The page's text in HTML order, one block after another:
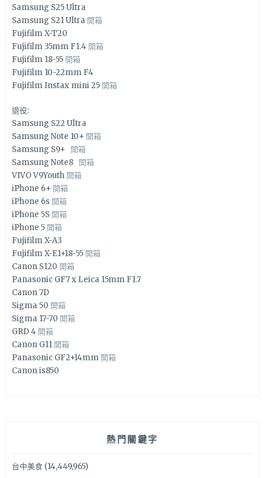
Samsung S25 Ultra
Samsung S21 Ultra 開箱
Fujifilm X-T20
Fujifilm 35mm F1.4 開箱
Fujifilm 18-55 開箱
Fujifilm 10-22mm F4
Fujifilm Instax mini 25 開箱
退役:
Samsung S22 Ultra
Samsung Note 10+ 開箱
Samsung S9+ 開箱
Samsung Note8 開箱
VIVO V9Youth 開箱
iPhone 6+ 開箱
iPhone 6s 開箱
iPhone 5S 開箱
iPhone 5 開箱
Fujifilm X-A3
Fujifilm X-E1+18-55 開箱
Canon S120 開箱
Panasonic GF7 x Leica 15mm F1.7
Canon 7D
Sigma 50 開箱
Sigma 17-70 開箱
GRD 4 開箱
Canon G11 開箱
Panasonic GF2+14mm 開箱
Canon is850
熱門關鍵字
台中美食(14,449,965)